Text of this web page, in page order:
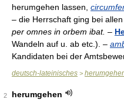
herumgehen lassen,
– die Herrschaft ging bei
per omnes in orbem ibat. –
Wandeln auf u. ab etc.). –
Kandidaten bei der
deutsch-lateinisches >
2
herumgehen